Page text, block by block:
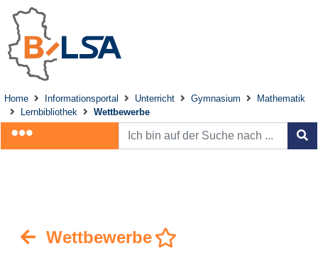
Home Informationsportal Unterricht Gymnasium
Mathematik
Lernbibliothek
Wettbewerbe
Wettbewerbe